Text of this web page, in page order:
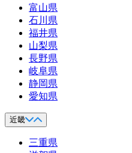
富山県
石川県
福井県
山梨県
長野県
岐阜県
静岡県
愛知県
近畿
三重県